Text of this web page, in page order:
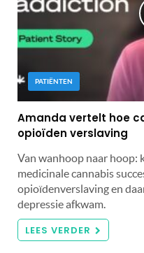
PATIËNTEN
Amanda vertelt hoe
opioïden verslaving
Van wanhoop naar hoop:
medicinale cannabis
opioïdenverslaving en
depressie afkwam.
LEES VERDER